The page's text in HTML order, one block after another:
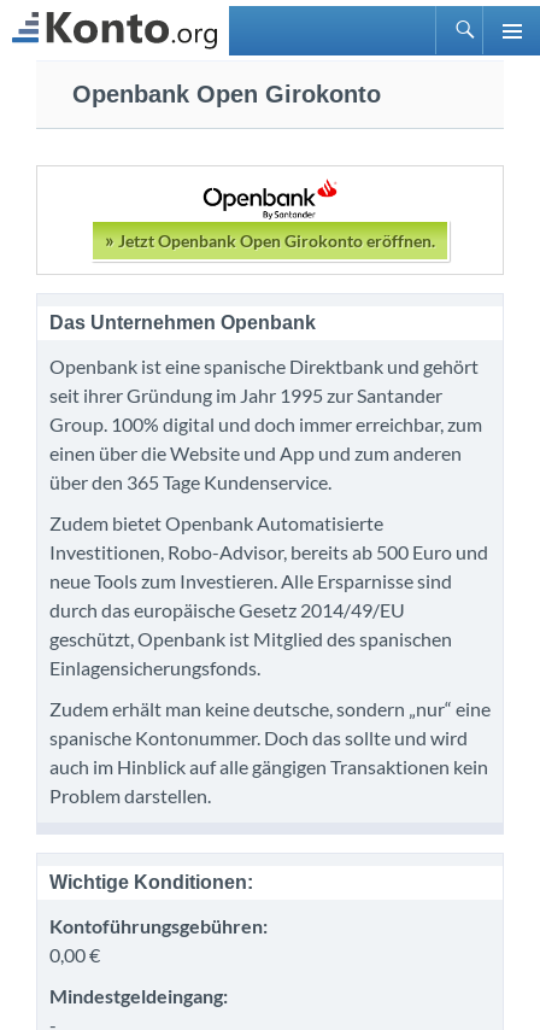
Suchen
springen
Openbank Open Girokonto
»Jetzt Openbank Open Girokonto eröffnen.
Das Unternehmen Openbank
Openbank ist eine spanische Direktbank und gehört
seit ihrer Gründung im Jahr 1995 zur Santander
Group. 100% digital und doch immer erreichbar, zum
einen über die Website und App und zum anderen
über den 365 Tage Kundenservice.
Zudem bietet Openbank Automatisierte
Investitionen, Robo-Advisor, bereits ab 500 Euro und
neue Tools zum Investieren. Alle Ersparnisse sind
durch das europäische Gesetz 2014/49/EU
geschützt, Openbank ist Mitglied des spanischen
Einlagensicherungsfonds.
Zudem erhält man keine deutsche, sondern „nur“ eine
spanische Kontonummer. Doch das sollte und wird
auch im Hinblick auf alle gängigen Transaktionen kein
Problem darstellen.
Wichtige Konditionen:
Kontoführungsgebühren:
0,00 €
Mindestgeldeingang:
-